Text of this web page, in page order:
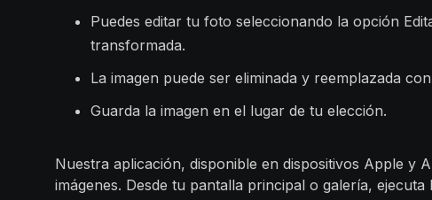
Puedes editar tu foto seleccionando la opción
transformada.
La imagen puede ser eliminada y reemplazada
Guarda la imagen en el lugar de tu elección.
Nuestra aplicación, disponible en dispositivos Apple y
imágenes. Desde tu pantalla principal o galería, ejecuta